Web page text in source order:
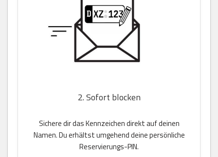
2. Sofort blocken
Sichere dir das Kennzeichen direkt auf deinen
Namen. Du erhältst umgehend deine persönliche
Reservierungs-PIN.